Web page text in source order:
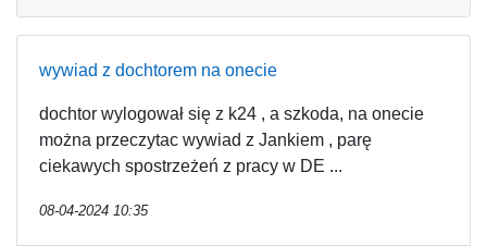
wywiad z dochtorem na onecie
dochtor wylogował się z k24 , a szkoda, na onecie
można przeczytac wywiad z Jankiem , parę
ciekawych spostrzeżeń z pracy w DE ...
08-04-2024 10:35